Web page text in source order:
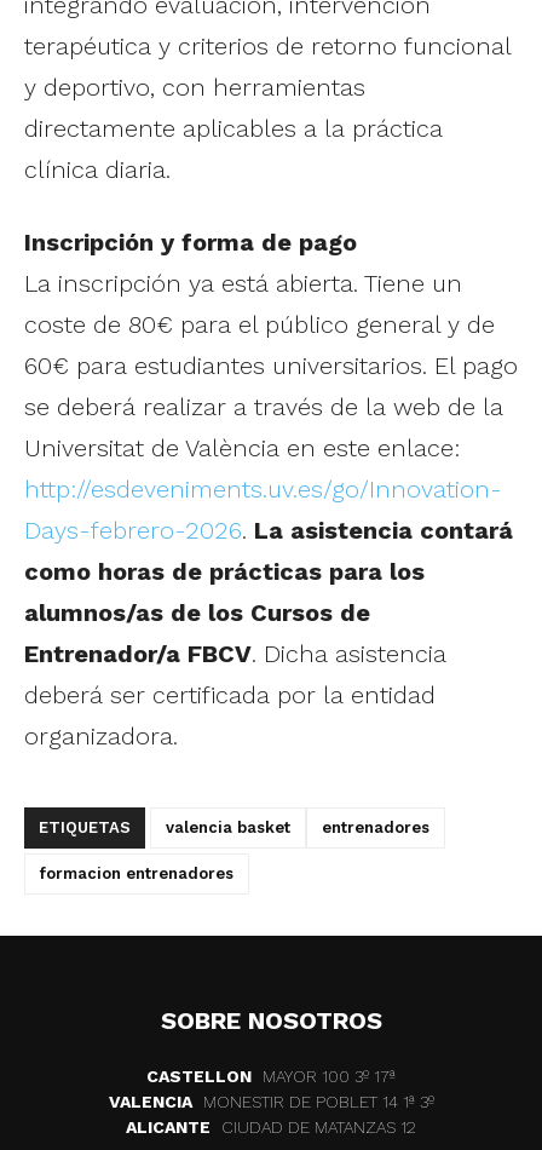
terapéutica y criterios de retorno funcional
y deportivo, con herramientas
directamente aplicables a la práctica
clínica diaria.
Inscripción y forma de pago
La inscripción ya está abierta. Tiene un
coste de 80€ para el público general y de
60€ para estudiantes universitarios. El pago
se deberá realizar a través de la web de la
Universitat de València en este enlace:
http://esdeveniments.uv.es/go/Innovation-
Days-febrero-2026. La asistencia contará
como horas de prácticas para los
alumnos/as de los Cursos de
Entrenador/a FBCV. Dicha asistencia
deberá ser certificada por la entidad
organizadora.
ETIQUETAS valencia basket entrenadores
formacion entrenadores
SOBRE NOSOTROS
CASTELLON
MAYOR 100 3º 17ª
VALENCIA
MONESTIR DE POBLET 14 1ª 3º
ALICANTE
CIUDAD DE MATANZAS 12